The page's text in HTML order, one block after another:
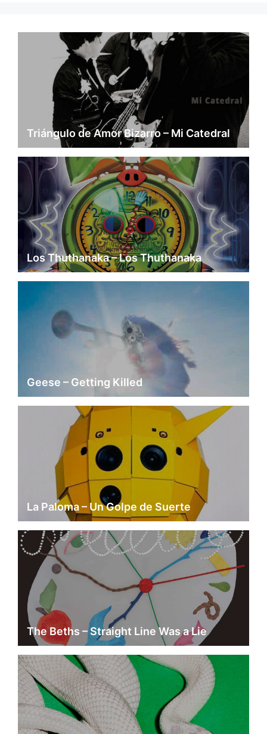
Triángulo de Amor Bizarro – Mi Catedral
Los Thuthanaka – Los Thuthanaka
Geese – Getting Killed
La Paloma – Un Golpe de Suerte
The Beths – Straight Line Was a Lie